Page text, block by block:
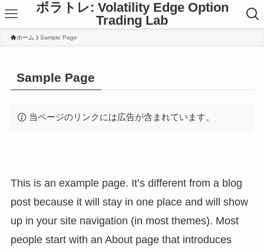
ボラトレ: Volatility Edge Option
Trading Lab
ホーム Sample Page
Sample Page
当ページのリンクには広告が含まれています。
This is an example page. It’s different from a blog
post because it will stay in one place and will show
up in your site navigation (in most themes). Most
people start with an About page that introduces